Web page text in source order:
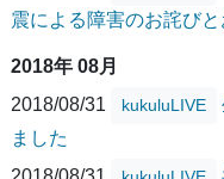
震による障害のお詫び
2018年 08月
2018/08/31
kukuluLIVE
ました